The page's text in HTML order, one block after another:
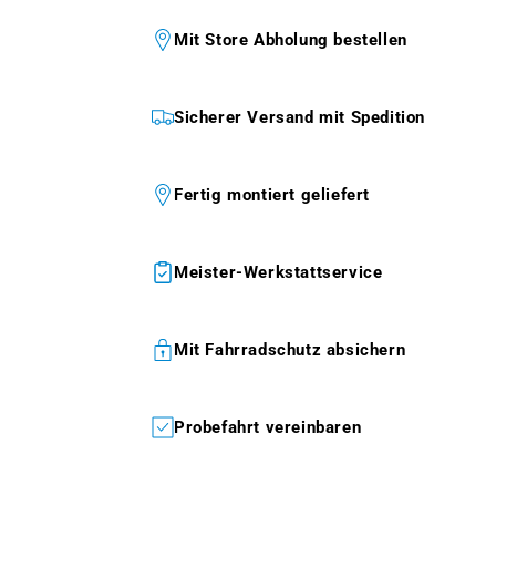
Mit Store Abholung bestellen
Sicherer Versand mit Spedition
Fertig montiert geliefert
Meister-Werkstattservice
Mit Fahrradschutz absichern
Probefahrt vereinbaren